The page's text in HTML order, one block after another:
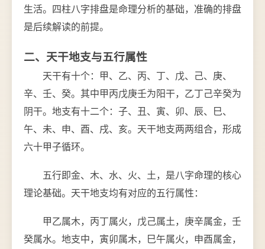
生活。四柱八字排盘是命理分析的基础，准确的排盘
是后续解读的前提。
二、天干地支与五行属性
天干有十个：甲、乙、丙、丁、戊、己、庚、
辛、壬、癸。其中甲丙戊庚壬为阳干，乙丁己辛癸为
阴干。地支有十二个：子、丑、寅、卯、辰、巳、
午、未、申、酉、戌、亥。天干地支两两组合，形成
六十甲子循环。
五行即金、木、水、火、土，是八字命理的核心
理论基础。天干地支均有对应的五行属性：
甲乙属木，丙丁属火，戊己属土，庚辛属金，壬
癸属水。地支中，寅卯属木，巳午属火，申酉属金，